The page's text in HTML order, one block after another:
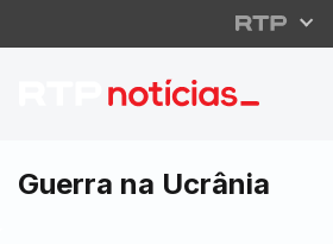
Enviado de
Guerra na Ucrânia